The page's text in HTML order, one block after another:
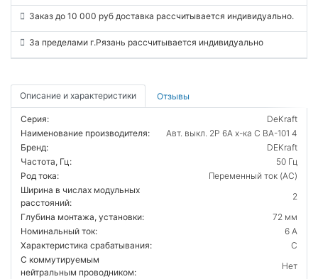
Заказ до 10 000 руб доставка рассчитывается индивидуально.
За пределами г.Рязань рассчитывается индивидуально
Описание и характеристики Отзывы
Серия:
DeKraft
Наименование производителя:
Авт. выкл. 2Р 6А х-ка C ВА-101 4
Бренд:
DEKraft
Частота, Гц:
50 Гц
Род тока:
Переменный ток (AC)
Ширина в числах модульных
расстояний:
2
Глубина монтажа, установки:
72 мм
Номинальный ток:
6 А
Характеристика срабатывания:
C
С коммутируемым
нейтральным проводником:
Нет